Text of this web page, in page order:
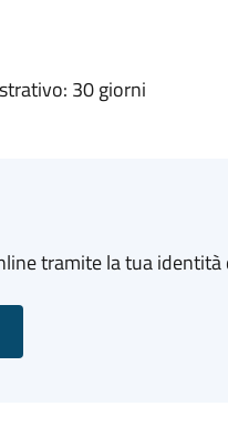
30 giorni
tramite la tua identità